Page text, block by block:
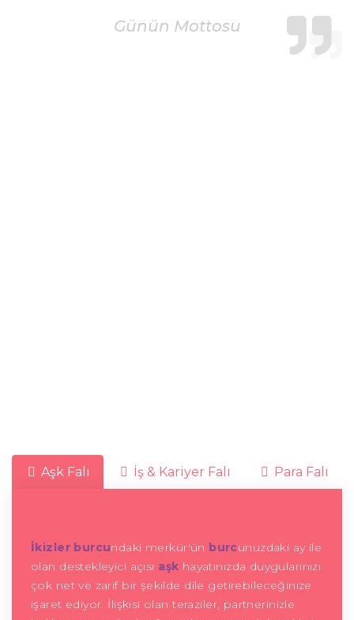
Günün Mottosu
Aşk Falı İş & Kariyer Falı Para Falı
İkizler burcundaki merkür'ün burcunuzdaki ay ile
olan destekleyici açısı aşk hayatınızda duygularınızı
çok net ve zarif bir şekilde dile getirebileceğinize
işaret ediyor. İlişkisi olan teraziler, partnerinizle